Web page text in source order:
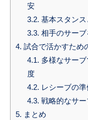
安
3.2. 基本スタン
3.3. 相手のサー
4. 試合で活かすため
4.1. 多様なサー
度
4.2. レシーブの
4.3. 戦略的なサ
5. まとめ